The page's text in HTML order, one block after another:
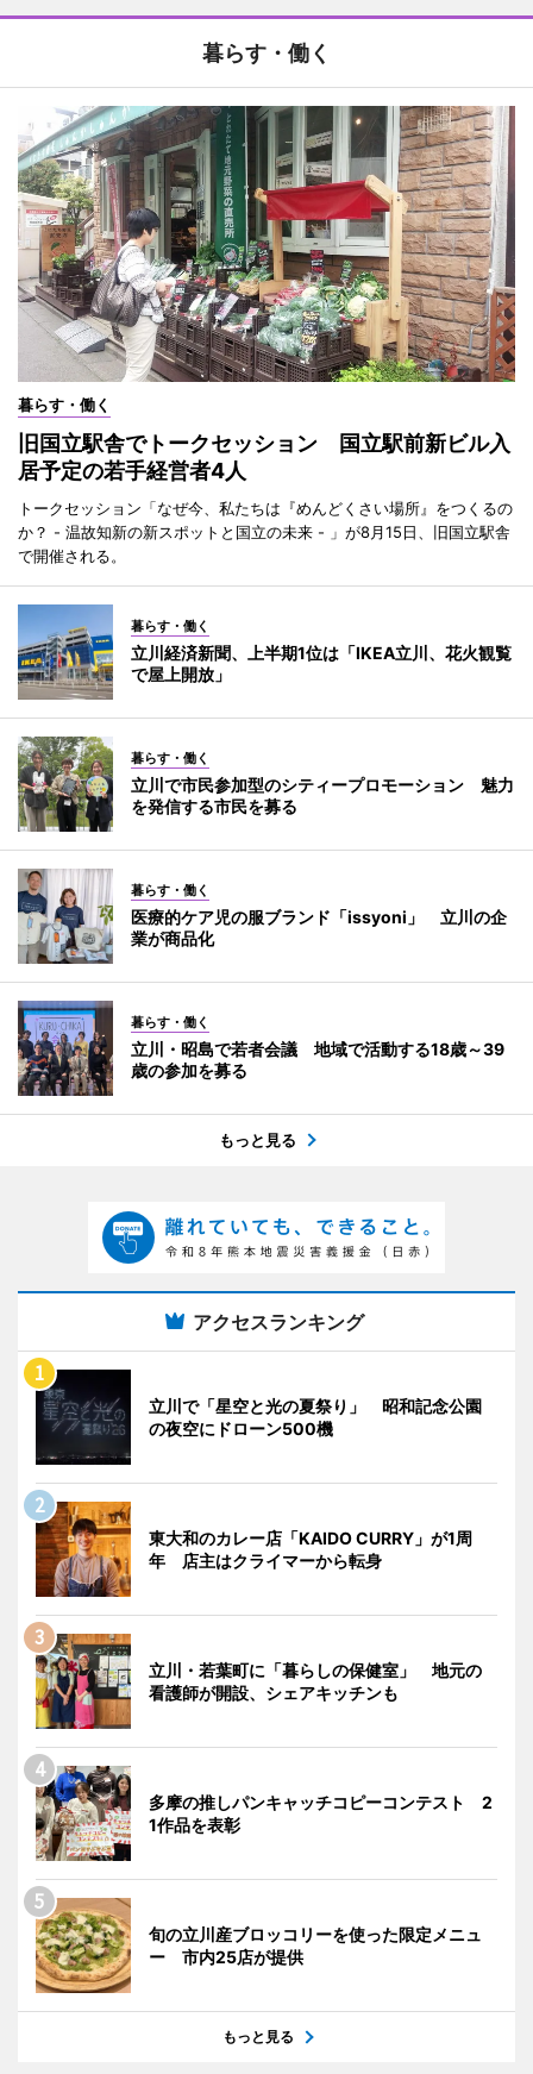
暮らす・働く
暮らす・働く
旧国立駅舎でトークセッション 国立駅前新ビル入
居予定の若手経営者4人
トークセッション「なぜ今、私たちは『めんどくさい場所』をつくるの
か？ - 温故知新の新スポットと国立の未来 - 」が8月15日、旧国立駅舎
で開催される。
暮らす・働く
立川経済新聞、上半期1位は「IKEA立川、花火観覧
で屋上開放」
暮らす・働く
立川で市民参加型のシティープロモーション 魅力
を発信する市民を募る
暮らす・働く
医療的ケア児の服ブランド「issyoni」 立川の企
業が商品化
暮らす・働く
立川・昭島で若者会議 地域で活動する18歳～39
歳の参加を募る
もっと見る
アクセスランキング
立川で「星空と光の夏祭り」 昭和記念公園
の夜空にドローン500機
東大和のカレー店「KAIDO CURRY」が1周
年 店主はクライマーから転身
立川・若葉町に「暮らしの保健室」 地元の
看護師が開設、シェアキッチンも
多摩の推しパンキャッチコピーコンテスト 2
1作品を表彰
旬の立川産ブロッコリーを使った限定メニュ
ー 市内25店が提供
もっと見る